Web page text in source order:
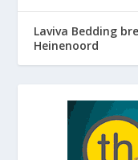
Laviva Bedding
Heinenoord